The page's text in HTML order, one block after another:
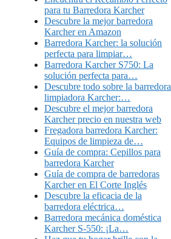
para tu Barredora Karcher
Descubre la mejor barredora
Karcher en Amazon
Barredora Karcher: la solución
perfecta para limpiar…
Barredora Karcher S750: La
solución perfecta para…
Descubre todo sobre la barredora
limpiadora Karcher:…
Descubre el mejor barredora
Karcher precio en nuestra web
Fregadora barredora Karcher:
Equipos de limpieza de…
Guía de compra: Cepillos para
barredora Karcher
Guía de compra de barredoras
Karcher en El Corte Inglés
Descubre la eficacia de la
barredora eléctrica…
Barredora mecánica doméstica
Karcher S-550: ¡La…